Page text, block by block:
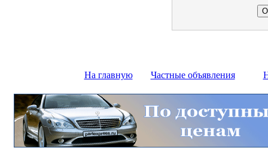
На главную Частные объявления